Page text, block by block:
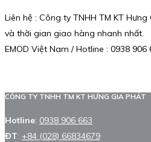
Liên hệ : Công ty TNHH TM KT
và thời gian giao hàng nhanh nhất.
EMOD Việt Nam / Hotline : 0938 906
CÔNG TY TNHH TM KT HƯNG GIA PHÁT
Hotline: 0938 906 663
ĐT: +84 (028) 66834679